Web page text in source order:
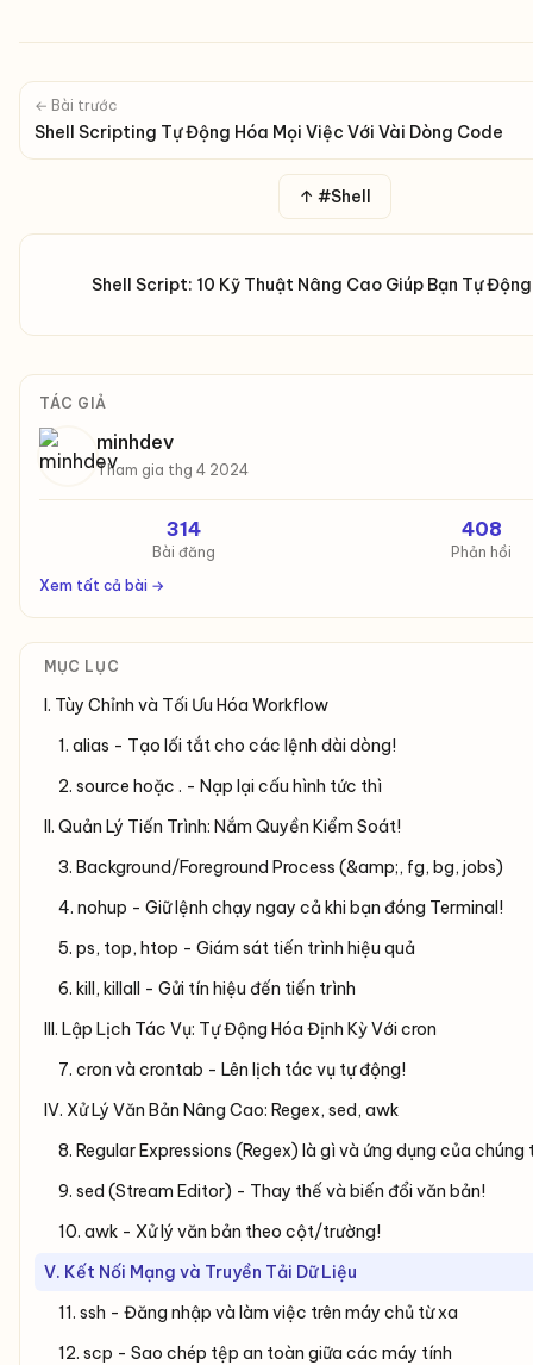
← Bài trước
Shell Scripting Tự Động Hóa Mọi Việc Với Vài Dòng Code
↑ #Shell
Shell Script: 10 Kỹ Thuật Nâng Cao Giúp Bạn Tự
TÁC GIẢ
minhdev
Tham gia thg 4 2024
314
Bài đăng
408
Phản hồi
Xem tất cả bài →
MỤC LỤC
I. Tùy Chỉnh và Tối Ưu Hóa Workflow
1. alias - Tạo lối tắt cho các lệnh dài dòng!
2. source hoặc . - Nạp lại cấu hình tức thì
II. Quản Lý Tiến Trình: Nắm Quyền Kiểm Soát!
3. Background/Foreground Process (&amp;, fg, bg, jobs)
4. nohup - Giữ lệnh chạy ngay cả khi bạn đóng Terminal!
5. ps, top, htop - Giám sát tiến trình hiệu quả
6. kill, killall - Gửi tín hiệu đến tiến trình
III. Lập Lịch Tác Vụ: Tự Động Hóa Định Kỳ Với cron
7. cron và crontab - Lên lịch tác vụ tự động!
IV. Xử Lý Văn Bản Nâng Cao: Regex, sed, awk
8. Regular Expressions (Regex) là gì và ứng dụng của chúng
9. sed (Stream Editor) - Thay thế và biến đổi văn bản!
10. awk - Xử lý văn bản theo cột/trường!
V. Kết Nối Mạng và Truyền Tải Dữ Liệu
11. ssh - Đăng nhập và làm việc trên máy chủ từ xa
12. scp - Sao chép tệp an toàn giữa các máy tính